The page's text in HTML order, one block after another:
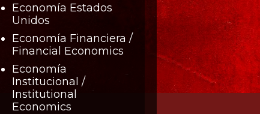
Economía Estados
Unidos
Economía Financiera /
Financial Economics
Economía
Institucional /
Institutional
Economics